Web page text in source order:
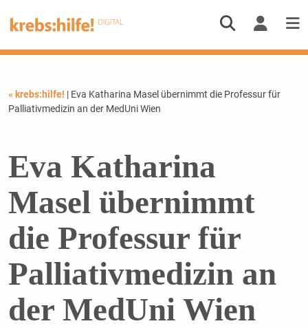
« krebs:hilfe! | Eva Katharina Masel übernimmt die Professur für
Palliativmedizin an der MedUni Wien
Eva Katharina
Masel übernimmt
die Professur für
Palliativmedizin an
der MedUni Wien